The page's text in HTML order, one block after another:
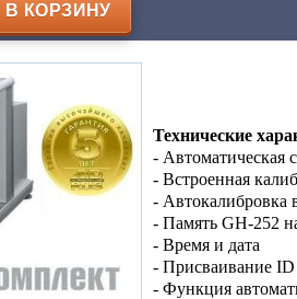
В КОРЗИНУ
Технические
- Автоматическая
- Встроенная
- Автокалибровка
- Память GH-252
- Время и дата
- Присваивание ID
- Функция